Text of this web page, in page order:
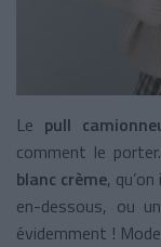
Le pull
comment le porter.
blanc crème,
en-dessous, ou un
évidemment !